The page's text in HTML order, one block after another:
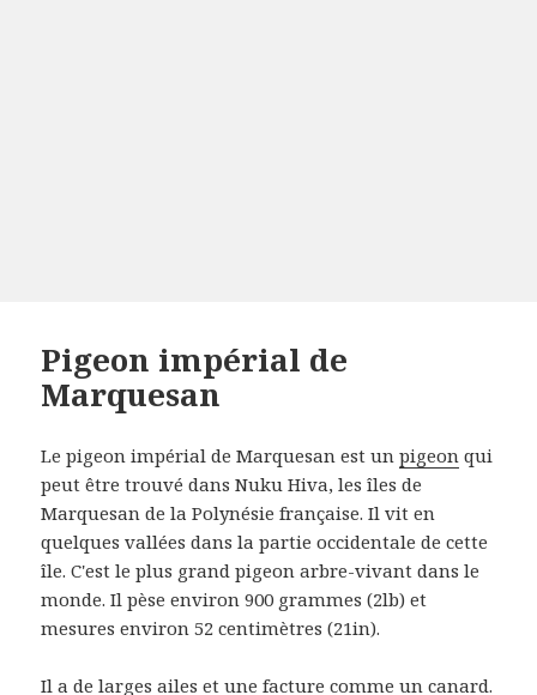
Pigeon impérial de
Marquesan
Le pigeon impérial de Marquesan est unpigeon qui
peut être trouvé dans Nuku Hiva, les îles de
Marquesan de la Polynésie française. Il vit en
quelques vallées dans la partie occidentale de cette
île. C'est le plus grand pigeon arbre-vivant dans le
monde. Il pèse environ 900 grammes (2lb) et
mesures environ 52 centimètres (21in).
Il a de larges ailes et une facture comme un canard.